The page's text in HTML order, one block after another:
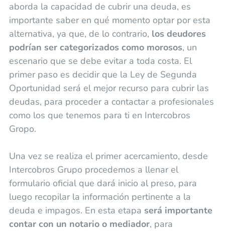
aborda la capacidad de cubrir una deuda, es
importante saber en qué momento optar por esta
alternativa, ya que, de lo contrario, los deudores
podrían ser categorizados como morosos, un
escenario que se debe evitar a toda costa. El
primer paso es decidir que la Ley de Segunda
Oportunidad será el mejor recurso para cubrir las
deudas, para proceder a contactar a profesionales
como los que tenemos para ti en Intercobros
Gropo.
Una vez se realiza el primer acercamiento, desde
Intercobros Grupo procedemos a llenar el
formulario oficial que dará inicio al preso, para
luego recopilar la información pertinente a la
deuda e impagos. En esta etapa será importante
contar con un notario o mediador, para